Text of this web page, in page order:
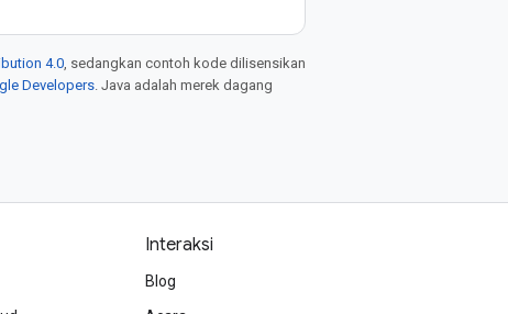
4.0, sedangkan contoh kode dilisensikan
Developers. Java adalah merek dagang
Interaksi
Blog